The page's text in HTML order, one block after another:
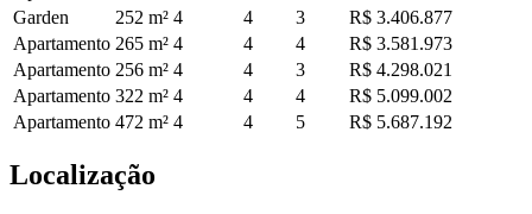
Garden
252 m² 4 4 3
R$ 3.406.877
Apartamento 265 m² 4 4 4
R$ 3.581.973
Apartamento 256 m² 4 4 3
R$ 4.298.021
Apartamento 322 m² 4 4 4
R$ 5.099.002
Apartamento 472 m² 4 4 5 R$ 5.687.192
Localização